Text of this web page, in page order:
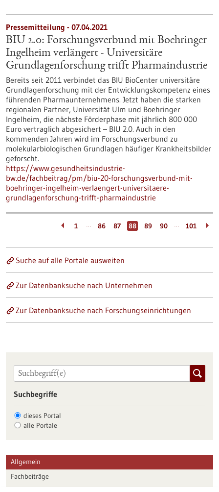
Pressemitteilung - 07.04.2021
BIU 2.0: Forschungsverbund mit Boehringer
Ingelheim verlängert - Universitäre
Grundlagenforschung trifft Pharmaindustrie
Bereits seit 2011 verbindet das BIU BioCenter universitäre
Grundlagenforschung mit der Entwicklungskompetenz eines
führenden Pharmaunternehmens. Jetzt haben die starken
regionalen Partner, Universität Ulm und Boehringer
Ingelheim, die nächste Förderphase mit jährlich 800 000
Euro vertraglich abgesichert – BIU 2.0. Auch in den
kommenden Jahren wird im Forschungsverbund zu
molekularbiologischen Grundlagen häufiger Krankheitsbilder
geforscht.
https://www.gesundheitsindustrie-
bw.de/fachbeitrag/pm/biu-20-forschungsverbund-mit-
boehringer-ingelheim-verlaengert-universitaere-
grundlagenforschung-trifft-pharmaindustrie
1 … 86 87 88 89 90 … 101
Suche auf alle Portale ausweiten
Zur Datenbanksuche nach Unternehmen
Zur Datenbanksuche nach Forschungseinrichtungen
Suchbegriffe
dieses Portal
alle Portale
Allgemein
Fachbeiträge